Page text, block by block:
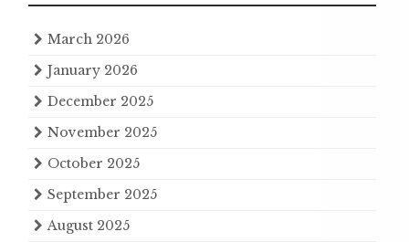
March 2026
January 2026
December 2025
November 2025
October 2025
September 2025
August 2025